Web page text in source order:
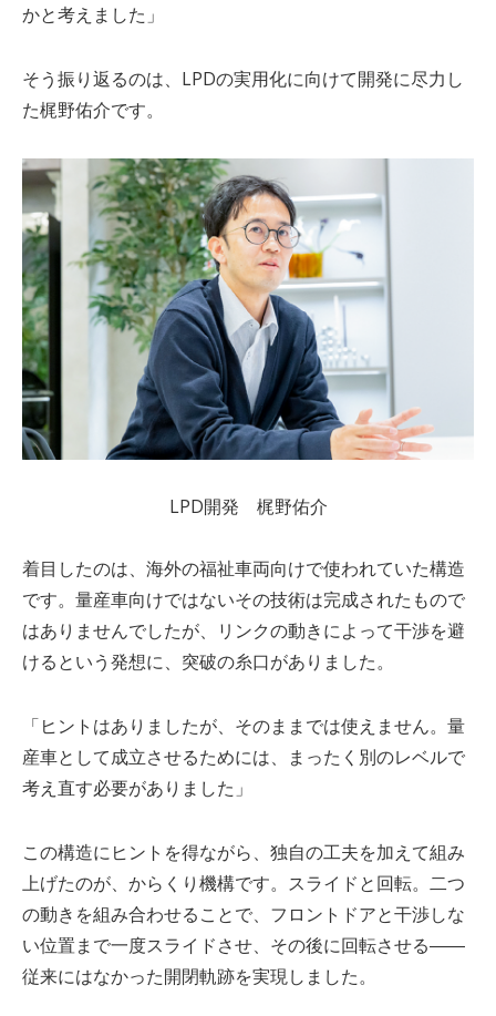
かと考えました」
そう振り返るのは、 LPDの実用化に向けて開発に尽力し
た梶野佑介です。
LPD開発 梶野佑介
着目したのは、海外の福祉車両向けで使われていた構造
です。量産車向けではないその技術は完成されたもので
はありませんでしたが、リンクの動きによって干渉を避
けるという発想に、突破の糸口がありました。
「ヒントはありましたが、そのままでは使えません。量
産車として成立させるためには、まったく別のレベルで
考え直す必要がありました」
この構造にヒントを得ながら、独自の工夫を加えて組み
上げたのが、からくり機構です。スライドと回転。二つ
の動きを組み合わせることで、フロントドアと干渉しな
い位置まで一度スライドさせ、その後に回転させる――
従来にはなかった開閉軌跡を実現しました。